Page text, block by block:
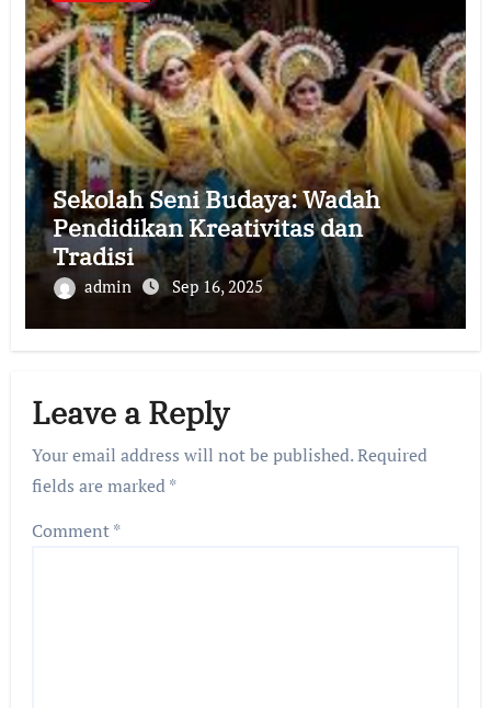
Sekolah Seni Budaya: Wadah
Pendidikan Kreativitas dan
Tradisi
admin Sep 16, 2025
Leave a Reply
Your email address will not be published.Required
fields are marked*
Comment*